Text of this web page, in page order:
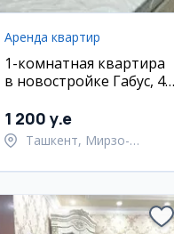
Аренда квартир
1-комнатная квартира
в новостройке Габус, 46
1 200 y.e
Ташкент, Мирзо-